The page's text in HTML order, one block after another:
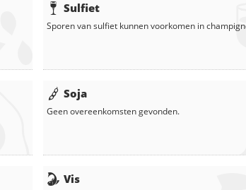
Sulfiet
Sporen van sulfiet kunnen voorkomen in
Soja
Geen overeenkomsten gevonden.
Vis